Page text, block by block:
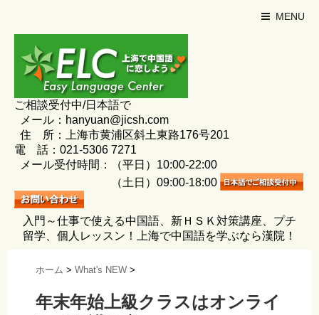
MENU
ご相談受付中/日本語で
メール：hanyuan@jicsh.com
住 所：上海市黄浦区斜土東路176号201
電 話：021-5306 7271
メール受付時間：（平日）10:00-22:00
（土日）09:00-18:00
入門～仕事で使える中国語、新ＨＳＫ対策講座、プチ
留学、個人レッスン！上海で中国語を学ぶなら漢院！
ホーム > What's NEW >
年末年始上級クラスはオンライ